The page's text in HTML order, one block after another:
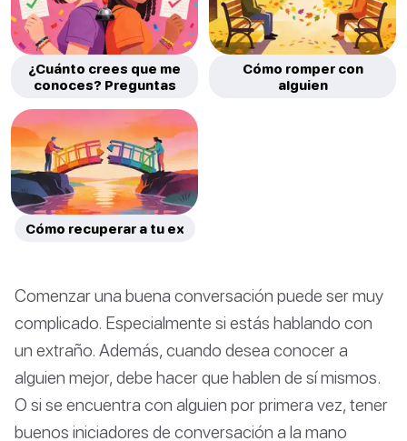
¿Cuánto crees que me
conoces? Preguntas
Cómo romper con
alguien
Cómo recuperar a tu ex
Comenzar una buena conversación puede ser muy
complicado. Especialmente si estás hablando con
un extraño. Además, cuando desea conocer a
alguien mejor, debe hacer que hablen de sí mismos.
O si se encuentra con alguien por primera vez, tener
buenos iniciadores de conversación a la mano